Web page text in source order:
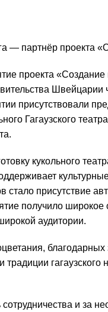
— партнёр проекта
проекта
Швейцарии
присутствовали
Гагаузского
кукольного
стало присутствие
получило
аудитории.
традиции
и за